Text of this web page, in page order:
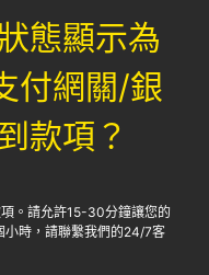
態顯示為
付網關/銀
款項？
。請允許15-30分鐘讓您的
小時，請聯繫我們的24/7客